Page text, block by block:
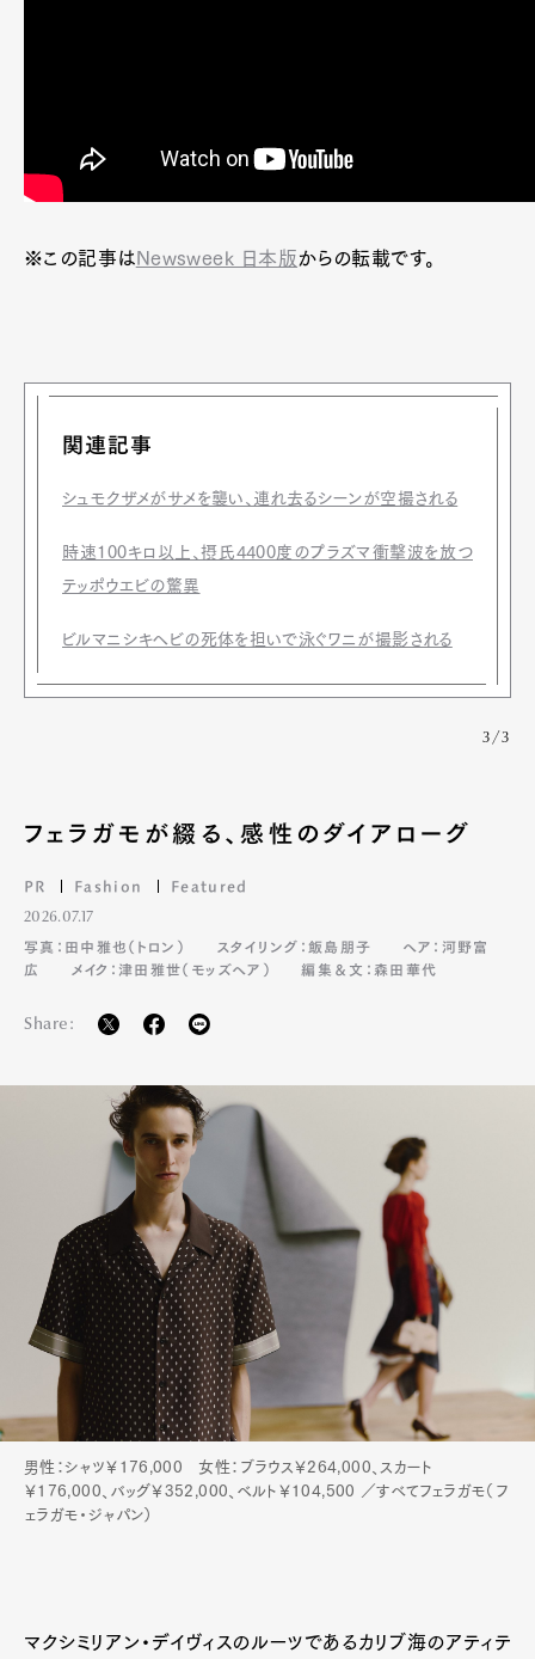
※この記事は Newsweek 日本版からの転載です。
関連記事
シュモクザメがサメを襲い、連れ去るシーンが空撮される
時速100キロ以上、摂氏4400度のプラズマ衝撃波を放つ
テッポウエビの驚異
ビルマニシキヘビの死体を担いで泳ぐワニが撮影される
3/3
フェラガモが綴る、感性のダイアローグ
PR Fashion Featured
2026.07.17
写真：田中雅也（トロン）
スタイリング：飯島朋子
ヘア：河野富
広
メイク：津田雅世（モッズヘア） 編集＆文：森田華代
Share:
男性：シャツ￥176,000 女性：ブラウス￥264,000、スカート
￥176,000、バッグ￥352,000、ベルト￥104,500 ／すべてフェラガモ（フ
ェラガモ・ジャパン）
マクシミリアン・デイヴィスのルーツであるカリブ海のアティテ